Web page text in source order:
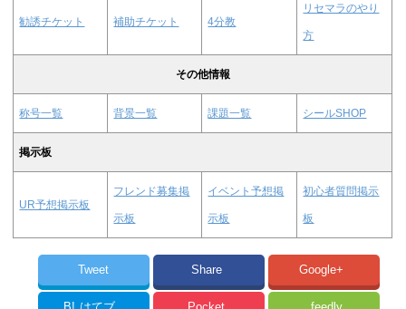
勧誘チケット 補助チケット 4分教
リセマラのやり
方
その他情報
称号一覧 背景一覧 課題一覧 シールSHOP
掲示板
UR予想掲示板
フレンド募集掲
示板
イベント予想掲
示板
初心者質問掲示
板
Tweet Share Google+